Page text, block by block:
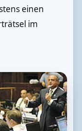
einen
im